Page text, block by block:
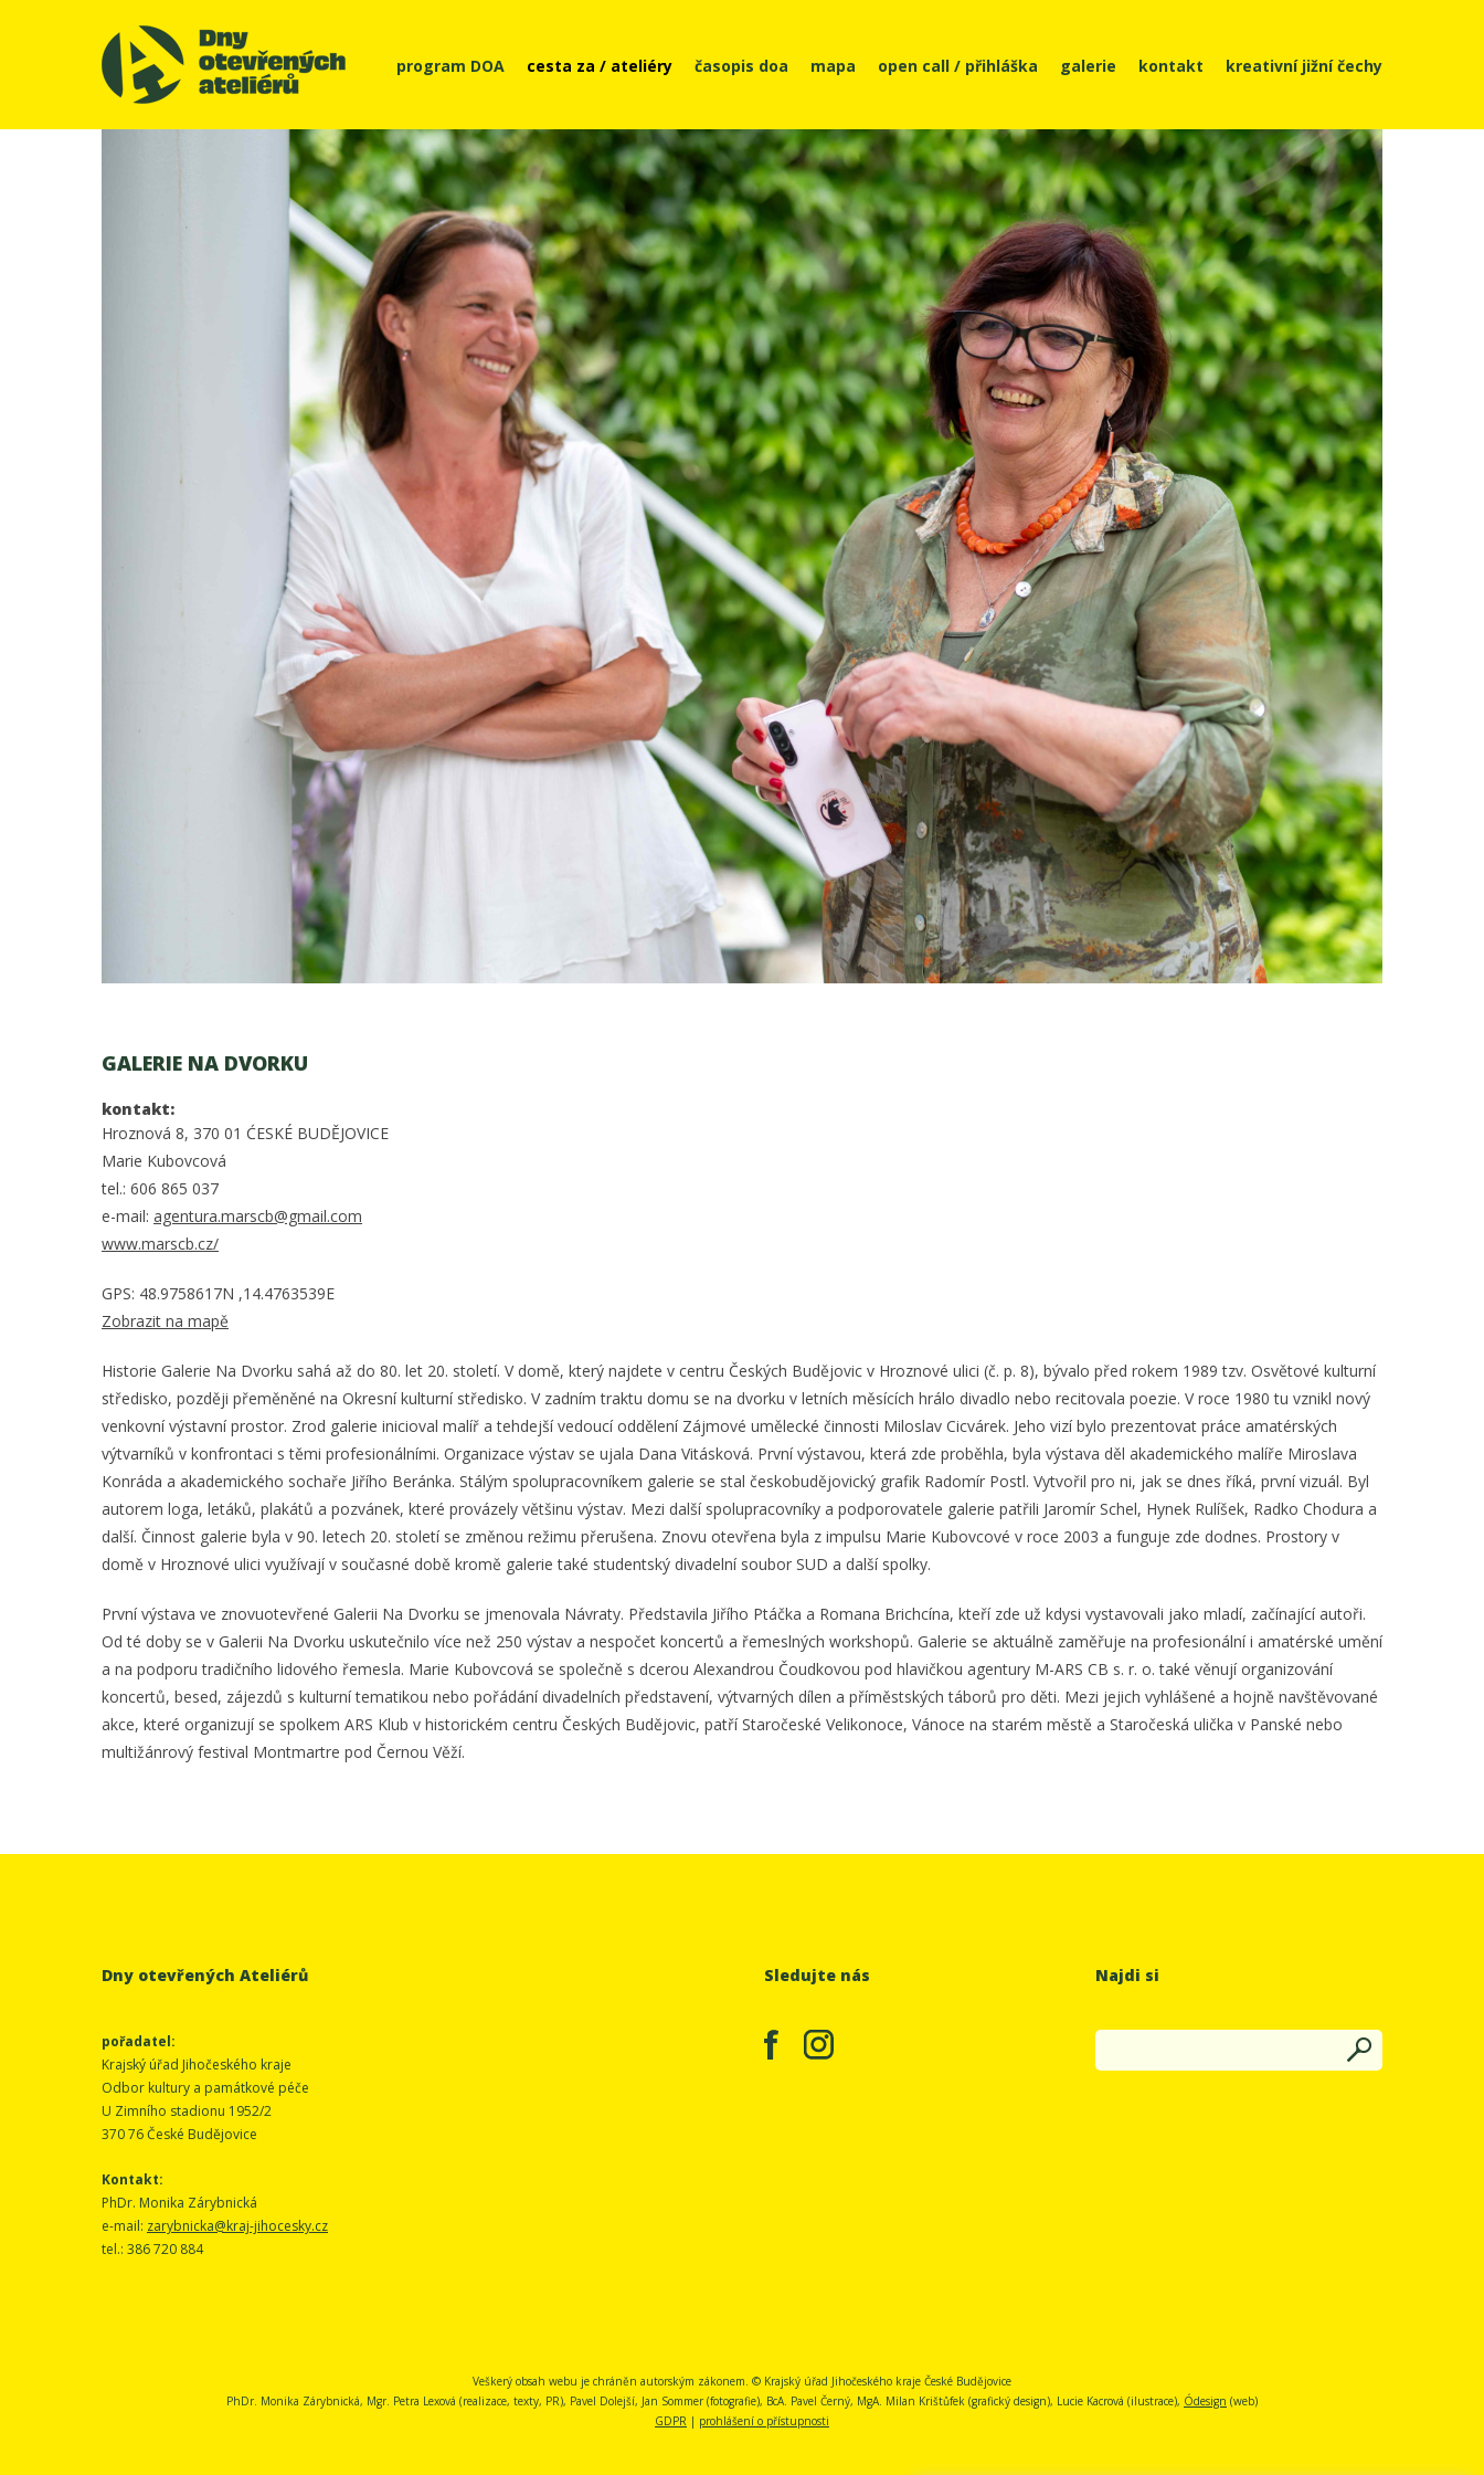
program DOA cesta za / ateliéry časopis doa mapa open call / přihláška galerie kontakt kreativní jižní čechy
GALERIE NA DVORKU
kontakt:
Hroznová 8, 370 01 ĆESKÉ BUDĚJOVICE
Marie Kubovcová
tel.: 606 865 037
e-mail: agentura.marscb@gmail.com
www.marscb.cz/
GPS: 48.9758617N ,14.4763539E
Zobrazit na mapě
Historie Galerie Na Dvorku sahá až do 80. let 20. století. V domě, který najdete v centru Českých Budějovic v Hroznové ulici (č. p. 8), bývalo před rokem 1989 tzv. Osvětové kulturní
středisko, později přeměněné na Okresní kulturní středisko. V zadním traktu domu se na dvorku v letních měsících hrálo divadlo nebo recitovala poezie. V roce 1980 tu vznikl nový
venkovní výstavní prostor. Zrod galerie inicioval malíř a tehdejší vedoucí oddělení Zájmové umělecké činnosti Miloslav Cicvárek. Jeho vizí bylo prezentovat práce amatérských
výtvarníků v konfrontaci s těmi profesionálními. Organizace výstav se ujala Dana Vitásková. První výstavou, která zde proběhla, byla výstava děl akademického malíře Miroslava
Konráda a akademického sochaře Jiřího Beránka. Stálým spolupracovníkem galerie se stal českobudějovický grafik Radomír Postl. Vytvořil pro ni, jak se dnes říká, první vizuál. Byl
autorem loga, letáků, plakátů a pozvánek, které provázely většinu výstav. Mezi další spolupracovníky a podporovatele galerie patřili Jaromír Schel, Hynek Rulíšek, Radko Chodura a
další. Činnost galerie byla v 90. letech 20. století se změnou režimu přerušena. Znovu otevřena byla z impulsu Marie Kubovcové v roce 2003 a funguje zde dodnes. Prostory v
domě v Hroznové ulici využívají v současné době kromě galerie také studentský divadelní soubor SUD a další spolky.
První výstava ve znovuotevřené Galerii Na Dvorku se jmenovala Návraty. Představila Jiřího Ptáčka a Romana Brichcína, kteří zde už kdysi vystavovali jako mladí, začínající autoři.
Od té doby se v Galerii Na Dvorku uskutečnilo více než 250 výstav a nespočet koncertů a řemeslných workshopů. Galerie se aktuálně zaměřuje na profesionální i amatérské umění
a na podporu tradičního lidového řemesla. Marie Kubovcová se společně s dcerou Alexandrou Čoudkovou pod hlavičkou agentury M-ARS CB s. r. o. také věnují organizování
koncertů, besed, zájezdů s kulturní tematikou nebo pořádání divadelních představení, výtvarných dílen a příměstských táborů pro děti. Mezi jejich vyhlášené a hojně navštěvované
akce, které organizují se spolkem ARS Klub v historickém centru Českých Budějovic, patří Staročeské Velikonoce, Vánoce na starém městě a Staročeská ulička v Panské nebo
multižánrový festival Montmartre pod Černou Věží.
Dny otevřených Ateliérů
pořadatel:
Krajský úřad Jihočeského kraje
Odbor kultury a památkové péče
U Zimního stadionu 1952/2
370 76 České Budějovice
Kontakt:
PhDr. Monika Zárybnická
e-mail: zarybnicka@kraj-jihocesky.cz
tel.: 386 720 884
Sledujte nás Najdi si
Veškerý obsah webu je chráněn autorským zákonem. © Krajský úřad Jihočeského kraje České Budějovice
PhDr. Monika Zárybnická, Mgr. Petra Lexová (realizace, texty, PR), Pavel Dolejší, Jan Sommer (fotografie), BcA. Pavel Černý, MgA. Milan Krištůfek (grafický design), Lucie Kacrová (ilustrace), Ódesign (web)
GDPR | prohlášení o přístupnosti